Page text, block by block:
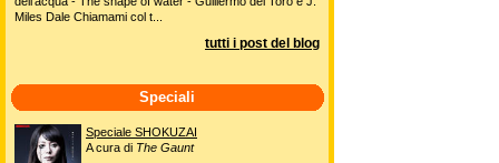
Miles Dale Chiamami col t...
tutti i post del blog
Speciali
Speciale SHOKUZAI
A cura di The Gaunt